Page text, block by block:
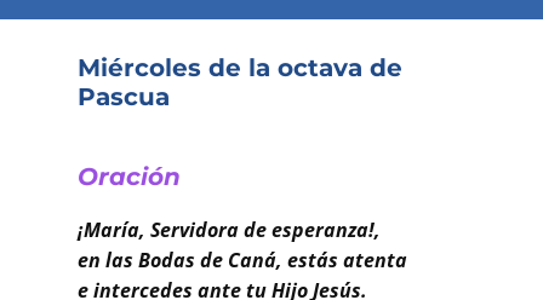
Institucional
Pastoral Vocacional
Recursos
Miércoles de la octava de
Pascua
Oración
¡María, Servidora de esperanza!,
en las Bodas de Caná, estás atenta
e intercedes ante tu Hijo Jesús.